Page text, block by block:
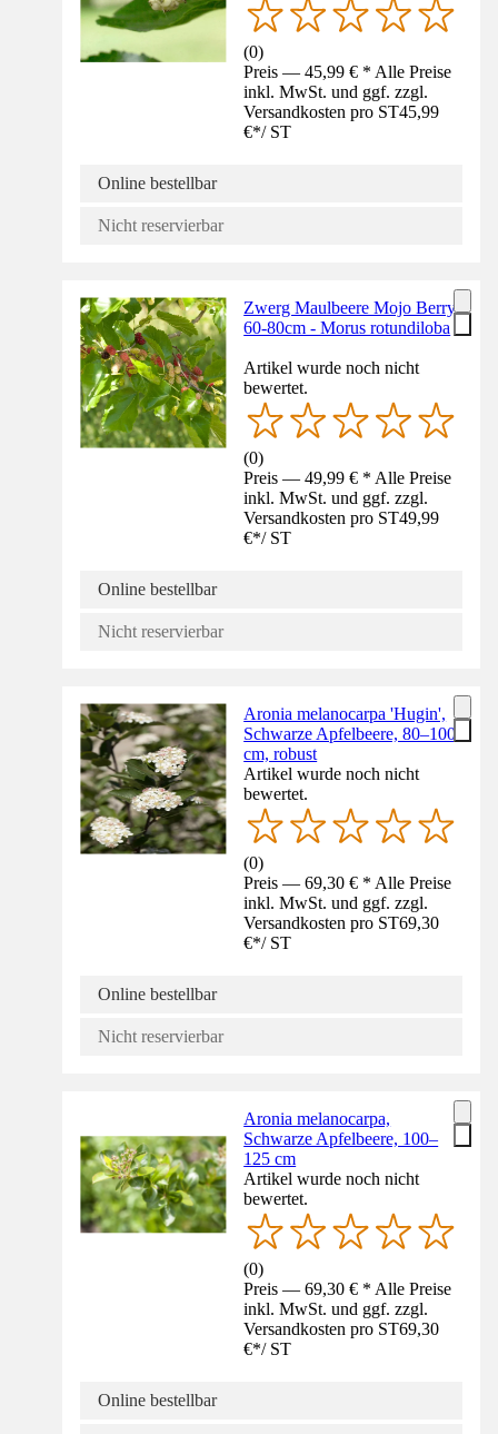
(0)
Preis — 45,99 € * Alle Preise
inkl. MwSt. und ggf. zzgl.
Versandkosten pro ST45,99
€*/ ST
Online bestellbar
Nicht reservierbar
Zwerg Maulbeere Mojo Berry
60-80cm - Morus rotundiloba
Artikel wurde noch nicht
bewertet.
(0)
Preis — 49,99 € * Alle Preise
inkl. MwSt. und ggf. zzgl.
Versandkosten pro ST49,99
€*/ ST
Online bestellbar
Nicht reservierbar
Aronia melanocarpa 'Hugin',
Schwarze Apfelbeere, 80–100
cm, robust
Artikel wurde noch nicht
bewertet.
(0)
Preis — 69,30 € * Alle Preise
inkl. MwSt. und ggf. zzgl.
Versandkosten pro ST69,30
€*/ ST
Online bestellbar
Nicht reservierbar
Aronia melanocarpa,
Schwarze Apfelbeere, 100–
125 cm
Artikel wurde noch nicht
bewertet.
(0)
Preis — 69,30 € * Alle Preise
inkl. MwSt. und ggf. zzgl.
Versandkosten pro ST69,30
€*/ ST
Online bestellbar